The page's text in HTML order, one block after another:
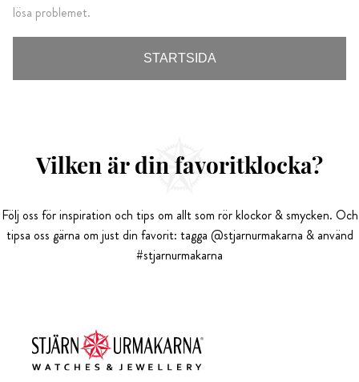
lösa problemet.
STARTSIDA
Vilken är din favoritklocka?
Följ oss för inspiration och tips om allt som rör klockor & smycken. Och
tipsa oss gärna om just din favorit: tagga @stjarnurmakarna & använd
#stjarnurmakarna